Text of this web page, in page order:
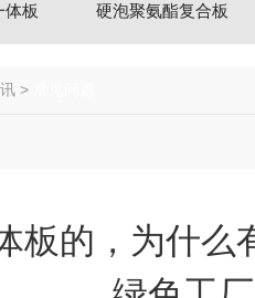
体板 硬泡聚氨酯复合板
>
板的，为什么